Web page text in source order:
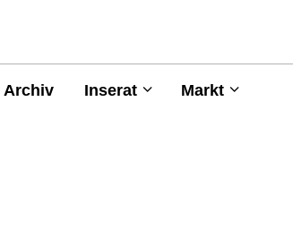
Archiv Inserat Markt